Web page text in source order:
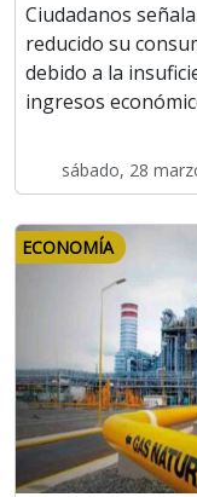
Ciudadanos
reducido su
debido a la
ingresos
sábado, 28
ECONOMÍA